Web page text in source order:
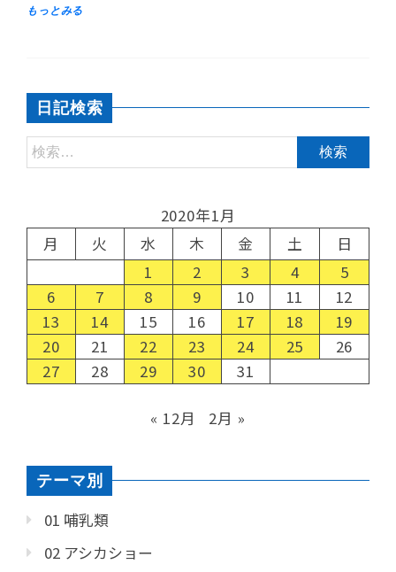
日記検索
2020年1月
月
火 水 木 金 土
日
1
2 3 4
5
6
7 8 9 10 11
12
13
14 15 16 17 18
19
20
21 22 23 24 25
26
27
28 29 30 31
« 12月 2月 »
テーマ別
01 哺乳類
02 アシカショー